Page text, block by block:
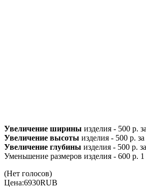
Увеличение ширины изделия - 500 р.
Увеличение высоты изделия - 500 р.
Увеличение глубины изделия - 500 р.
Уменьшение размеров изделия - 600 р. 1
(Нет голосов)
Цена:6930RUB